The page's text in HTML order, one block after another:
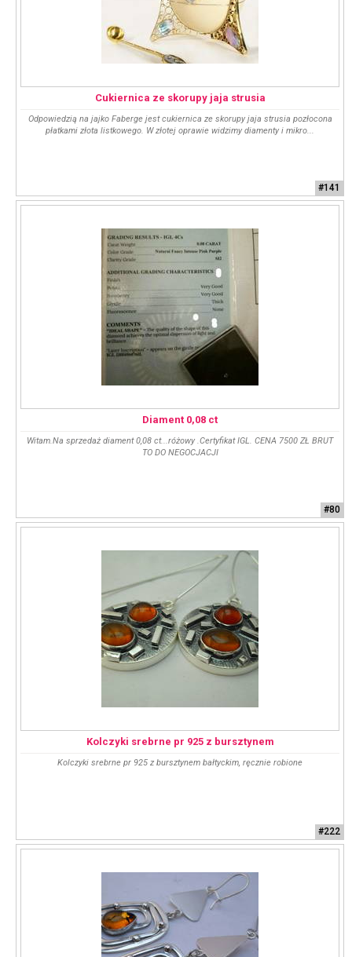
Cukiernica ze skorupy jaja strusia
Odpowiedzią na jajko Faberge jest cukiernica ze skorupy jaja strusia pozłocona
płatkami złota listkowego. W złotej oprawie widzimy diamenty i mikro...
#141
Diament 0,08 ct
Witam.Na sprzedaż diament 0,08 ct...różowy .Certyfikat IGL. CENA 7500 ZŁ BRUT
TO DO NEGOCJACJI
#80
Kolczyki srebrne pr 925 z bursztynem
Kolczyki srebrne pr 925 z bursztynem bałtyckim, ręcznie robione
#222